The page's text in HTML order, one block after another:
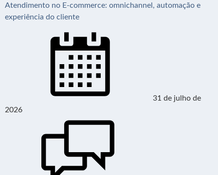
Atendimento no E-commerce: omnichannel, automação e
experiência do cliente
31 de julho de
2026